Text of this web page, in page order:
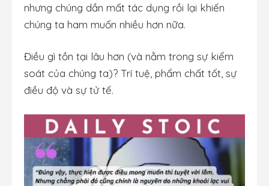
nhưng chúng dần mất tác dụng rồi lại khiến
chúng ta ham muốn nhiều hơn nữa.
Điều gì tồn tại lâu hơn (và nằm trong sự kiểm
soát của chúng ta)? Trí tuệ, phẩm chất tốt, sự
điều độ và sự tử tế.